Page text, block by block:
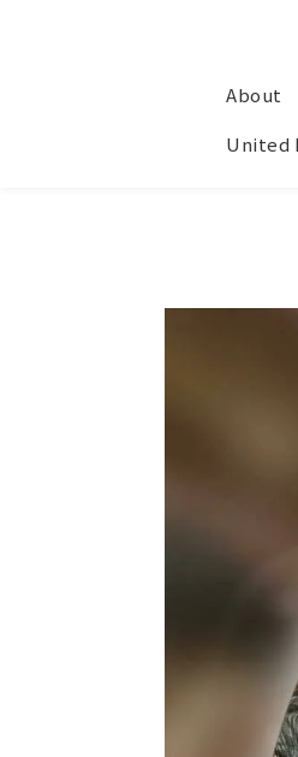
About
United